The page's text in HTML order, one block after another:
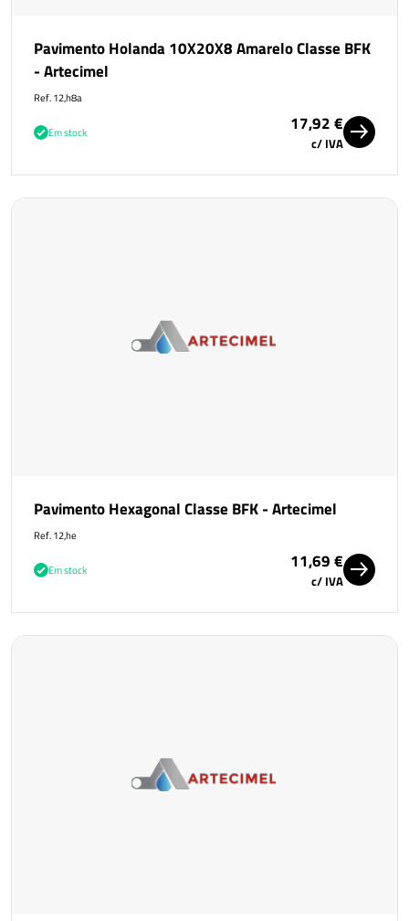
Pavimento Holanda 10X20X8 Amarelo Classe BFK
- Artecimel
Ref. 12,h8a
Em stock 17,92 €
c/ IVA
Pavimento Hexagonal Classe BFK - Artecimel
Ref. 12,he
Em stock 11,69 €
c/ IVA